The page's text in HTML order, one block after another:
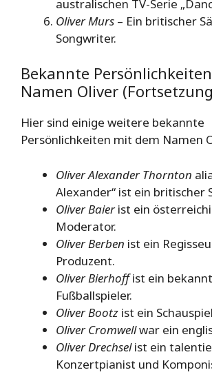
australischen TV-Serie
Oliver Murs – Ein britischer
Songwriter.
Bekannte
Namen Oliver
Hier sind einige weitere bekannte
Persönlichkeiten mit dem Namen
Oliver Alexander Thornton
Alexander“ ist ein britischer
Oliver Baierist ein
Moderator.
Oliver Berben ist ein
Produzent.
Oliver Bierhoffist ein
Fußballspieler.
Oliver Bootz ist ein
Oliver Cromwellwar ein
Oliver Drechselist ein
Konzertpianist und